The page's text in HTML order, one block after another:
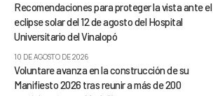
Recomendaciones para proteger la vista ante el
eclipse solar del 12 de agosto del Hospital
Universitario del Vinalopó
10 DE AGOSTO DE 2026
Voluntare avanza en la construcción de su
Manifiesto 2026 tras reunir a más de 200